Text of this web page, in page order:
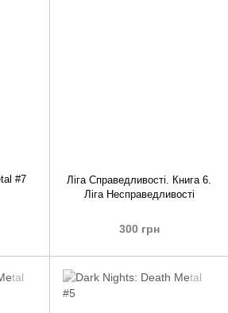
#7
Ліга Справедливості. Книга 6.
Ліга Несправедливості
300 грн